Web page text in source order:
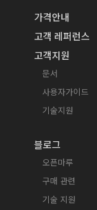
가격안내
고객 레퍼런스
고객지원
문서
사용자가이드
기술지원
블로그
오픈마루
구매 관련
기술 지원